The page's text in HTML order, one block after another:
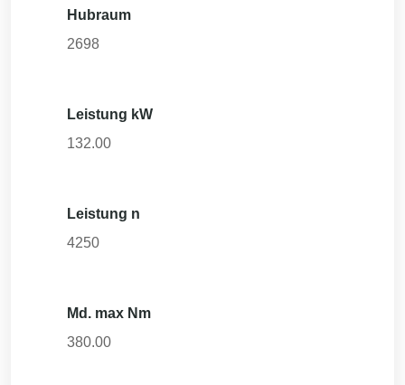
Hubraum
2698
Leistung kW
132.00
Leistung n
4250
Md. max Nm
380.00